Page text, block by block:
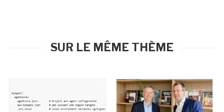
SUR LE MÊME THÈME